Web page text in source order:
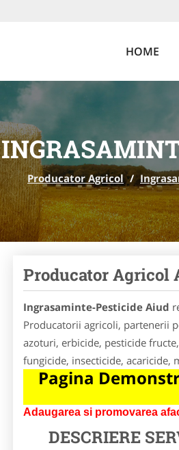
HOME
Producator Agricol /
Producator Agricol
Ingrasaminte-Pesticide Aiud
Producatorii agricoli, partenerii
azoturi, erbicide, pesticide
fungicide, insecticide, acaricide,
Pagina
Adaugarea si promovarea
DESCRIERE